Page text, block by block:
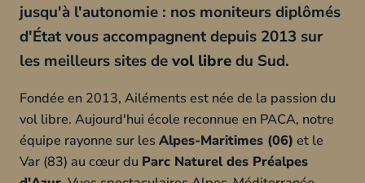
jusqu'à l'autonomie : nos moniteurs diplômés
d'État vous accompagnent depuis 2013 sur
les meilleurs sites devol libredu Sud.
Fondée en 2013, Ailéments est née de la passion du
vol libre. Aujourd'hui école reconnue en PACA, notre
équipe rayonne sur les Alpes-Maritimes (06) et le
Var (83) au cœur du Parc Naturel des Préalpes